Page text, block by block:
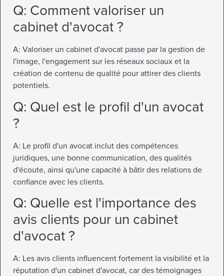
Q: Comment valoriser un
cabinet d'avocat ?
A: Valoriser un cabinet d'avocat passe par la gestion de
l'image, l'engagement sur les réseaux sociaux et la
création de contenu de qualité pour attirer des clients
potentiels.
Q: Quel est le profil d'un avocat
?
A: Le profil d'un avocat inclut des compétences
juridiques, une bonne communication, des qualités
d'écoute, ainsi qu'une capacité à bâtir des relations de
confiance avec les clients.
Q: Quelle est l'importance des
avis clients pour un cabinet
d'avocat ?
A: Les avis clients influencent fortement la visibilité et la
réputation d'un cabinet d'avocat, car des témoignages